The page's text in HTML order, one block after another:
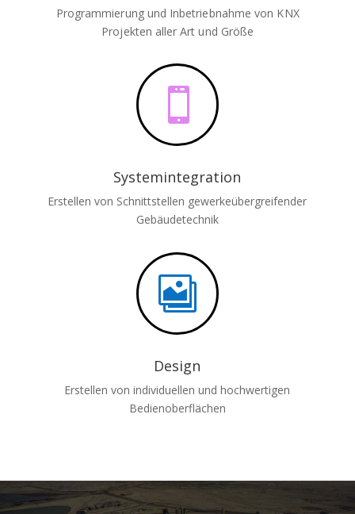
Programmierung und Inbetriebnahme von KNX
Projekten aller Art und Größe

Systemintegration
Erstellen von Schnittstellen gewerkeübergreifender
Gebäudetechnik

Design
Erstellen von individuellen und hochwertigen
Bedienoberflächen